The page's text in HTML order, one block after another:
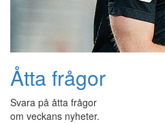
Åtta frågor
Svara på åtta frågor
om veckans nyheter.